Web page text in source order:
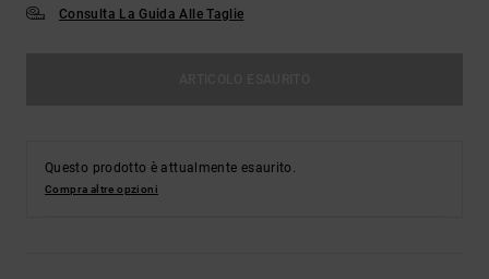
Consulta La Guida Alle Taglie
Questo prodotto è attualmente esaurito.
Compra altre opzioni